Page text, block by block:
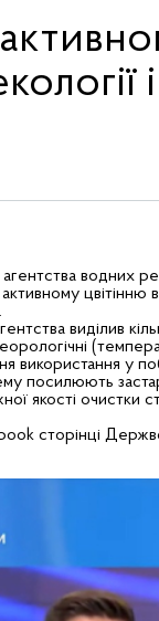
водних
цвітінню
виділив
використання у
посилюють
якості очистки
сторінці